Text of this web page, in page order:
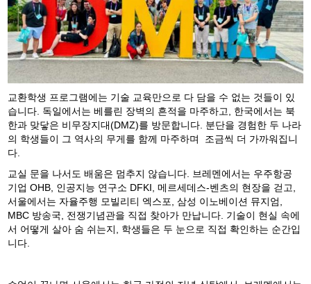
교환학생 프로그램에는 기술 교육만으로 다 담을 수 없는 것들이 있
습니다. 독일에서는 베를린 장벽의 흔적을 마주하고, 한국에서는 북
한과 맞닿은 비무장지대(DMZ)를 방문합니다. 분단을 경험한 두 나라
의 학생들이 그 역사의 무게를 함께 마주하며 조금씩 더 가까워집니
다.
교실 문을 나서도 배움은 멈추지 않습니다. 브레멘에서는 우주항공
기업 OHB, 인공지능 연구소 DFKI, 메르세데스-벤츠의 현장을 걷고,
서울에서는 자율주행 모빌리티 엑스포, 삼성 이노베이션 뮤지엄,
MBC 방송국, 전쟁기념관을 직접 찾아가 만납니다. 기술이 현실 속에
서 어떻게 살아 숨 쉬는지, 학생들은 두 눈으로 직접 확인하는 순간입
니다.